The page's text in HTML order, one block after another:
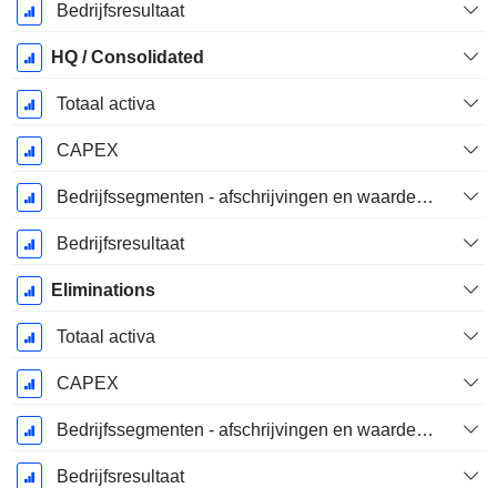
Bedrijfsresultaat
HQ / Consolidated
Totaal activa
CAPEX
Bedrijfssegmenten - afschrijvingen en waardeverminderingen
Bedrijfsresultaat
Eliminations
Totaal activa
CAPEX
Bedrijfssegmenten - afschrijvingen en waardeverminderingen
Bedrijfsresultaat